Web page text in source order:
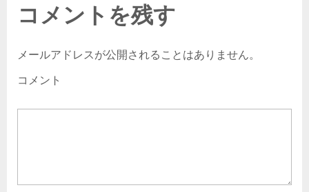
コメントを残す
メールアドレスが公開されることはありません。
コメント